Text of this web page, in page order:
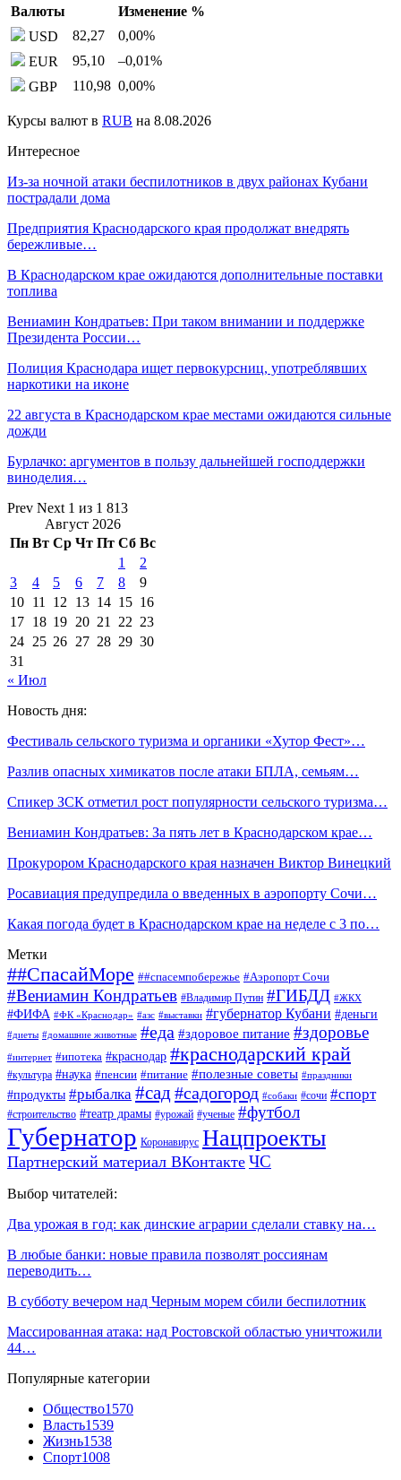
Валюты
Изменение %
USD
82,27 0,00%
EUR
95,10 –0,01%
GBP
110,98 0,00%
Курсы валют в RUB на 8.08.2026
Интересное
Из-за ночной атаки беспилотников в двух районах Кубани
пострадали дома
Предприятия Краснодарского края продолжат внедрять
бережливые…
В Краснодарском крае ожидаются дополнительные поставки
топлива
Вениамин Кондратьев: При таком внимании и поддержке
Президента России…
Полиция Краснодара ищет первокурсниц, употреблявших
наркотики на иконе
22 августа в Краснодарском крае местами ожидаются сильные
дожди
Бурлачко: аргументов в пользу дальнейшей господдержки
виноделия…
Prev Next 1 из 1 813
Август 2026
Пн Вт Ср Чт Пт Сб Вс
1
2
3
4 5 6 7 8
9
10 11 12 13 14 15 16
17 18 19 20 21 22 23
24 25 26 27 28 29 30
31
« Июл
Новость дня:
Фестиваль сельского туризма и органики «Хутор Фест»…
Разлив опасных химикатов после атаки БПЛА, семьям…
Спикер ЗСК отметил рост популярности сельского туризма…
Вениамин Кондратьев: За пять лет в Краснодарском крае…
Прокурором Краснодарского края назначен Виктор Винецкий
Росавиация предупредила о введенных в аэропорту Сочи…
Какая погода будет в Краснодарском крае на неделе с 3 по…
Метки
##СпасайМоре ##спасемпобережье #Аэропорт Сочи
#Вениамин Кондратьев #Владимир Путин #ГИБДД #ЖКХ
#ФИФА #ФК «Краснодар» #азс #выставки #губернатор Кубани #деньги
#диеты #домашние животные #еда #здоровое питание #здоровье
#интернет #ипотека #краснодар #краснодарский край
#культура #наука #пенсии #питание #полезные советы #праздники
#продукты #рыбалка #сад #садогород #собаки #сочи #спорт
#строительство #театр драмы #урожай #ученые #футбол
Губернатор Коронавирус Нацпроекты
Партнерский материал ВКонтакте ЧС
Выбор читателей:
Два урожая в год: как динские аграрии сделали ставку на…
В любые банки: новые правила позволят россиянам
переводить…
В субботу вечером над Черным морем сбили беспилотник
Массированная атака: над Ростовской областью уничтожили
44…
Популярные категории
Общество1570
Власть1539
Жизнь1538
Спорт1008